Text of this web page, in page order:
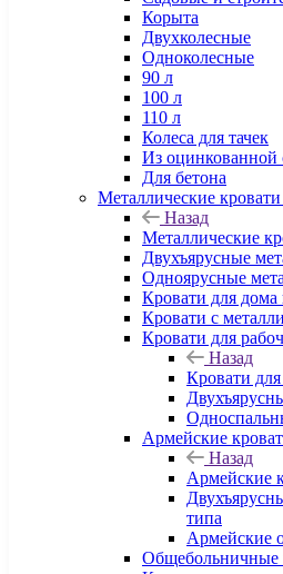
Корыта
Двухколесные
Одноколесные
90 л
100 л
110 л
Колеса для тачек
Из оцинкованной
Для бетона
Металлические кровати
Назад
Металлические
Двухъярусные
Одноярусные
Кровати для дома
Кровати с
Кровати для
Назад
Кровати
Армейские
Назад
Армейские
типа
Армейские
Общебольничные